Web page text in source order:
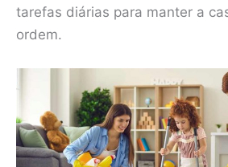
tarefas diárias para manter a
ordem.